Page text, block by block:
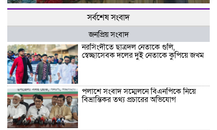
সর্বশেষ সংবাদ
জনপ্রিয় সংবাদ
নরসিংদীতে ছাত্রদল নেতাকে গুলি,
স্বেচ্ছাসেবক দলের দুই নেতাকে কুপিয়ে জখম
পলাশে সংবাদ সম্মেলনে বিএনপিকে নিয়ে
বিভ্রান্তিকর তথ্য প্রচারের অভিযোগ